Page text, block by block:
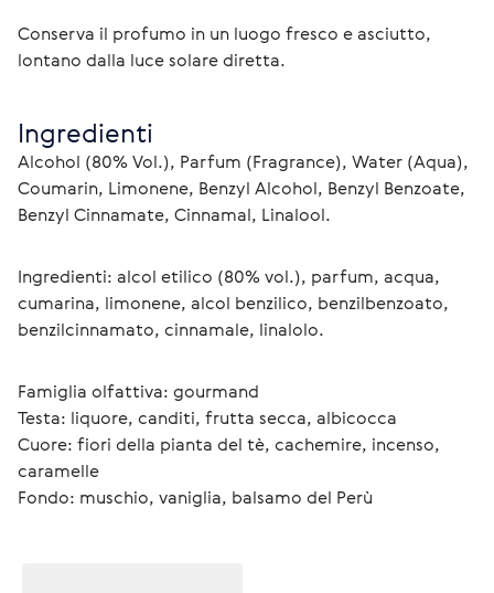
Conserva il profumo in un luogo fresco e asciutto,
lontano dalla luce solare diretta.
Ingredienti
Alcohol (80% Vol.), Parfum (Fragrance), Water (Aqua),
Coumarin, Limonene, Benzyl Alcohol, Benzyl Benzoate,
Benzyl Cinnamate, Cinnamal, Linalool.
Ingredienti: alcol etilico (80% vol.), parfum, acqua,
cumarina, limonene, alcol benzilico, benzilbenzoato,
benzilcinnamato, cinnamale, linalolo.
Famiglia olfattiva: gourmand
Testa: liquore, canditi, frutta secca, albicocca
Cuore: fiori della pianta del tè, cachemire, incenso,
caramelle
Fondo: muschio, vaniglia, balsamo del Perù